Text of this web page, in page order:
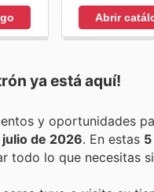
Abrir
ya está aquí!
de 2026 . En estas
todo lo que necesitas